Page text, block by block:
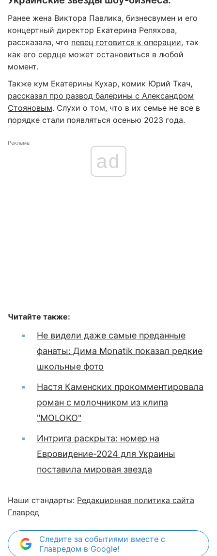
Ранее жена Виктора Павлика, бизнесвумен и его
концертный директор Екатерина Репяхова,
рассказала, что певец готовится к операции, так
как его сердце может остановиться в любой
момент.
Также кум Екатерины Кухар, комик Юрий Ткач,
рассказал про развод балерины с Александром
Стояновым. Слухи о том, что в их семье не все в
порядке стали появляться осенью 2023 года.
Реклама
ad
Читайте также:
Не видели даже самые преданные
фанаты: Дима Monatik показал редкие
школьные фото
Настя Каменских прокомментировала
роман с молочником из клипа
"MOLOKO"
Интрига раскрыта: номер на
Евровидение-2024 для Украины
поставила мировая звезда
Наши стандарты: Редакционная политика сайта
Главред
Следите за событиями вместе с
Главредом в Google!